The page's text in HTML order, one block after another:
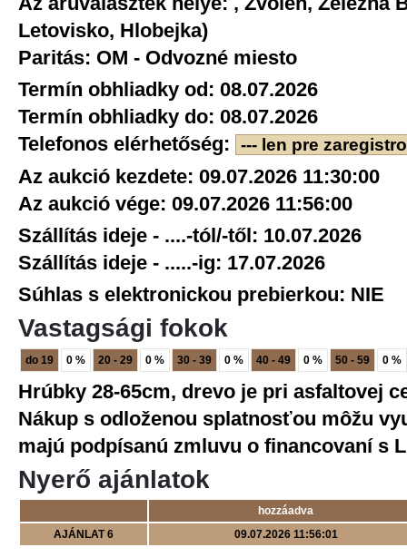
Letovisko, Hlobejka)
Paritás: OM - Odvozné miesto
Termín obhliadky od: 08.07.2026
Termín obhliadky do: 08.07.2026
Telefonos elérhetőség:
--- len pre
Az aukció kezdete: 09.07.2026 11:30:00
Az aukció vége: 09.07.2026 11:56:00
Szállítás ideje - ....-tól/-től: 10.07.2026
Szállítás ideje - .....-ig: 17.07.2026
Súhlas s elektronickou prebierkou: NIE
Vastagsági fokok
do 19 0 % 20 - 29 0 % 30 - 39 0 % 40 - 49 0 % 50 - 59 0 %
Hrúbky 28-65cm, drevo je pri asfaltovej
Nákup s odloženou splatnosťou môžu
majú podpísanú zmluvu o financovaní s
Nyerő ajánlatok
hozzáadva
AJÁNLAT 6
09.07.2026 11:56:01